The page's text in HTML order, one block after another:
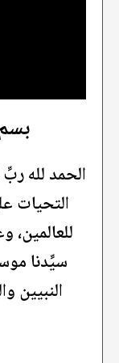
الحمد لله
التحيات
للعالمين،
سيِّدنا